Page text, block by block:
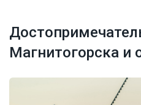
Магнитогорска и